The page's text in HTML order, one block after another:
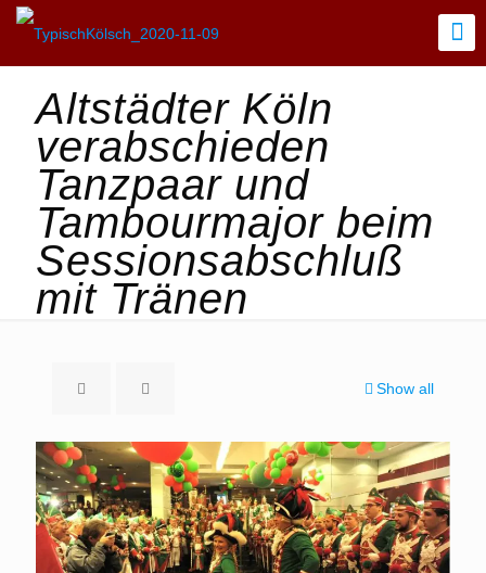
Altstädter Köln
verabschieden
Tanzpaar und
Tambourmajor beim
Sessionsabschluß
mit Tränen
Show all